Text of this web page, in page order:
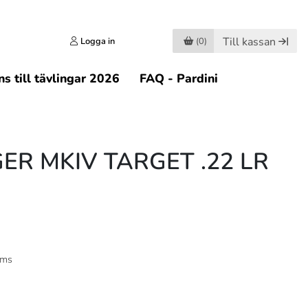
Logga in (0) Till kassan
till tävlingar 2026 FAQ - Pardini
MKIV TARGET .22 LR